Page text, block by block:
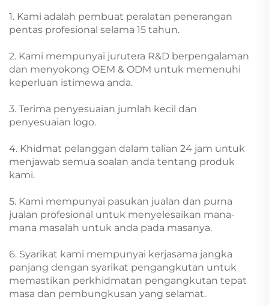
1. Kami adalah pembuat peralatan penerangan
pentas profesional selama 15 tahun.
2. Kami mempunyai jurutera R&D berpengalaman
dan menyokong OEM & ODM untuk memenuhi
keperluan istimewa anda.
3. Terima penyesuaian jumlah kecil dan
penyesuaian logo.
4. Khidmat pelanggan dalam talian 24 jam untuk
menjawab semua soalan anda tentang produk
kami.
5. Kami mempunyai pasukan jualan dan purna
jualan profesional untuk menyelesaikan mana-
mana masalah untuk anda pada masanya.
6. Syarikat kami mempunyai kerjasama jangka
panjang dengan syarikat pengangkutan untuk
memastikan perkhidmatan pengangkutan tepat
masa dan pembungkusan yang selamat.